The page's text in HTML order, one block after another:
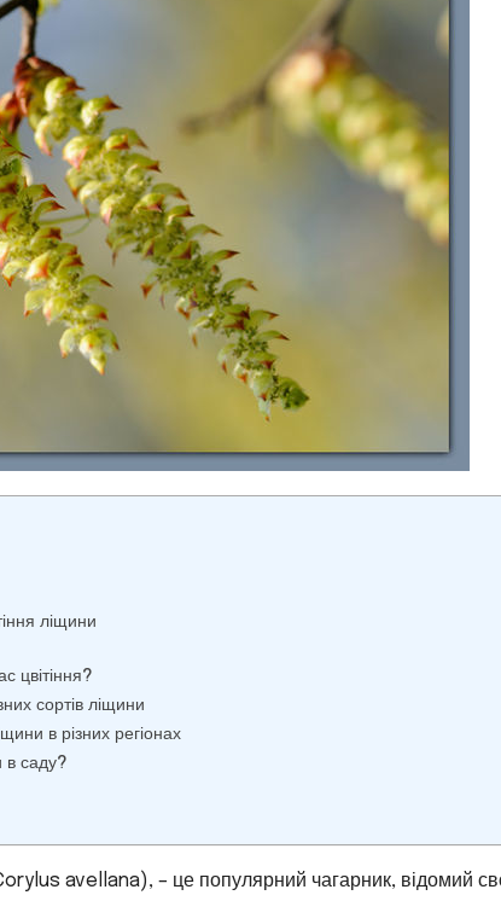
ліщини
цвітіння?
сортів ліщини
в різних регіонах
в саду?
avellana), – це популярний чагарник, відомий